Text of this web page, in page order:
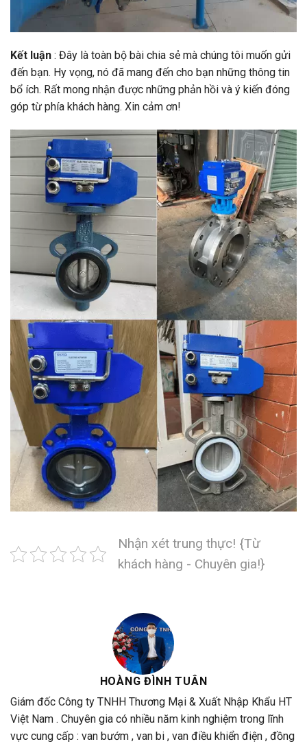
Kết luận : Đây là toàn bộ bài chia sẻ mà chúng tôi muốn gửi
đến bạn. Hy vọng, nó đã mang đến cho bạn những thông tin
bổ ích. Rất mong nhận được những phản hồi và ý kiến đóng
góp từ phía khách hàng. Xin cảm ơn!
Nhận xét trung thực! {Từ
khách hàng - Chuyên gia!}
HOÀNG ĐÌNH TUÂN
Giám đốc Công ty TNHH Thương Mại & Xuất Nhập Khẩu HT
Việt Nam . Chuyên gia có nhiều năm kinh nghiệm trong lĩnh
vực cung cấp : van bướm , van bi , van điều khiển điện , đồng